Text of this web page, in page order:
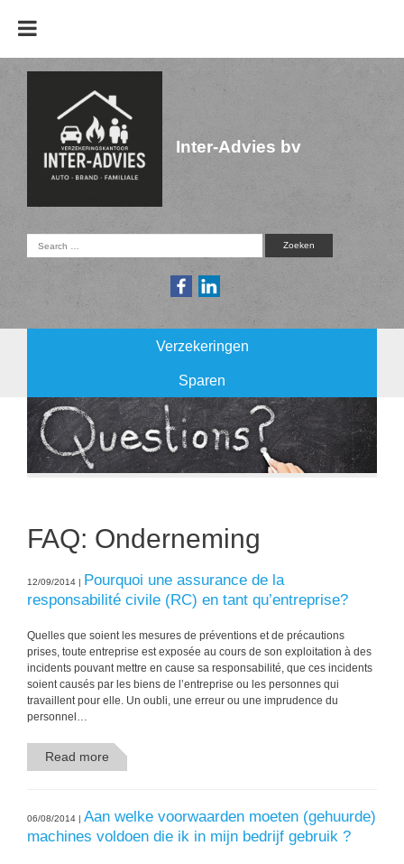
Inter-Advies bv
Verzekeringen
Sparen
FAQ: Onderneming
12/09/2014 | Pourquoi une assurance de la
responsabilité civile (RC) en tant qu’entreprise?
Quelles que soient les mesures de préventions et de précautions
prises, toute entreprise est exposée au cours de son exploitation à des
incidents pouvant mettre en cause sa responsabilité, que ces incidents
soient causés par les biens de l’entreprise ou les personnes qui
travaillent pour elle. Un oubli, une erreur ou une imprudence du
personnel…
Read more
06/08/2014 | Aan welke voorwaarden moeten (gehuurde)
machines voldoen die ik in mijn bedrijf gebruik ?